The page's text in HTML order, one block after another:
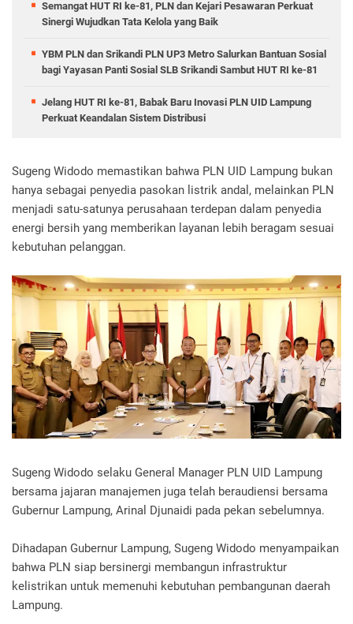
Semangat HUT RI ke-81, PLN dan Kejari Pesawaran Perkuat
Sinergi Wujudkan Tata Kelola yang Baik
YBM PLN dan Srikandi PLN UP3 Metro Salurkan Bantuan Sosial
bagi Yayasan Panti Sosial SLB Srikandi Sambut HUT RI ke-81
Jelang HUT RI ke-81, Babak Baru Inovasi PLN UID Lampung
Perkuat Keandalan Sistem Distribusi
Sugeng Widodo memastikan bahwa PLN UID Lampung bukan
hanya sebagai penyedia pasokan listrik andal, melainkan PLN
menjadi satu-satunya perusahaan terdepan dalam penyedia
energi bersih yang memberikan layanan lebih beragam sesuai
kebutuhan pelanggan.
Sugeng Widodo selaku General Manager PLN UID Lampung
bersama jajaran manajemen juga telah beraudiensi bersama
Gubernur Lampung, Arinal Djunaidi pada pekan sebelumnya.
Dihadapan Gubernur Lampung, Sugeng Widodo menyampaikan
bahwa PLN siap bersinergi membangun infrastruktur
kelistrikan untuk memenuhi kebutuhan pembangunan daerah
Lampung.